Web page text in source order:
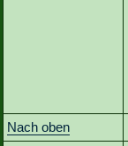
Nach oben